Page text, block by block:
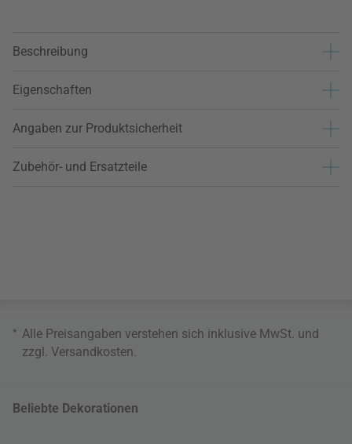
Beschreibung
Eigenschaften
Angaben zur Produktsicherheit
Zubehör- und Ersatzteile
* Alle Preisangaben verstehen sich inklusive MwSt. und
zzgl. Versandkosten
Beliebte Dekorationen